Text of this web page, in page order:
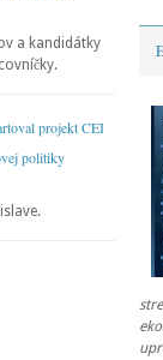
a kandidátky
projekt CEI
politiky